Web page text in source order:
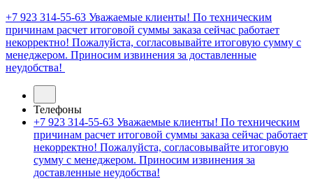
+7 923 314-55-63 Уважаемые клиенты! По техническим
причинам расчет итоговой суммы заказа сейчас работает
некорректно! Пожалуйста, согласовывайте итоговую сумму с
менеджером. Приносим извинения за доставленные
неудобства!
Телефоны
+7 923 314-55-63 Уважаемые клиенты! По техническим
причинам расчет итоговой суммы заказа сейчас работает
некорректно! Пожалуйста, согласовывайте итоговую
сумму с менеджером. Приносим извинения за
доставленные неудобства!